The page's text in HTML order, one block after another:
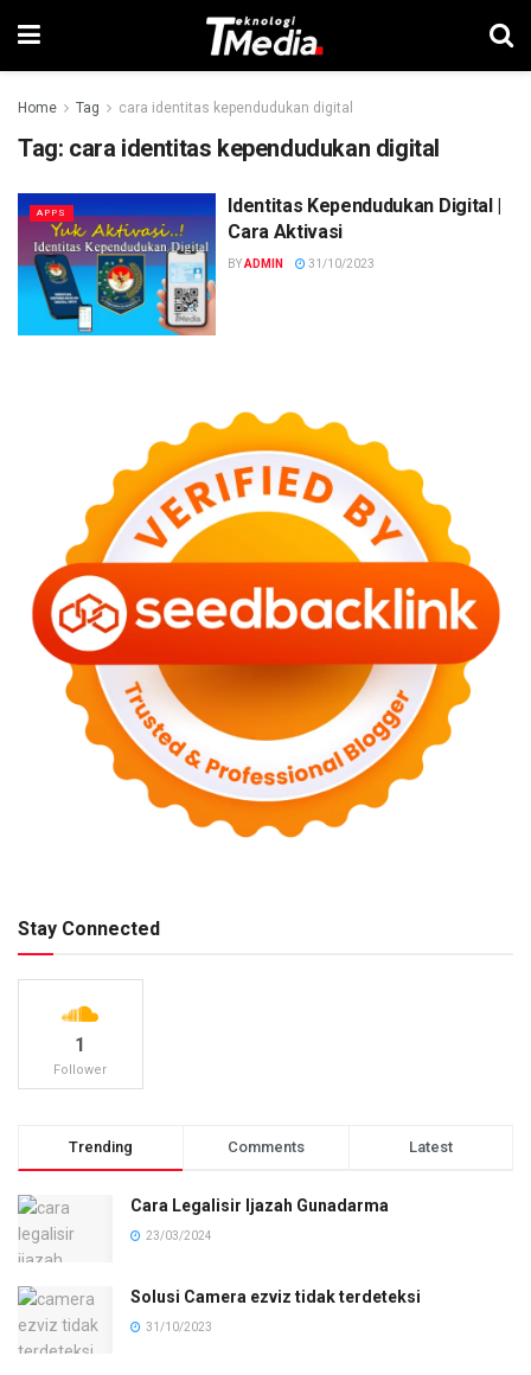
Home Tag cara identitas kependudukan digital
Tag: cara identitas kependudukan digital
APPS
Identitas Kependudukan Digital |
Cara Aktivasi
BYADMIN 31/10/2023
Stay Connected
1
Follower
Trending Comments Latest
Cara Legalisir Ijazah Gunadarma
23/03/2024
Solusi Camera ezviz tidak terdeteksi
31/10/2023